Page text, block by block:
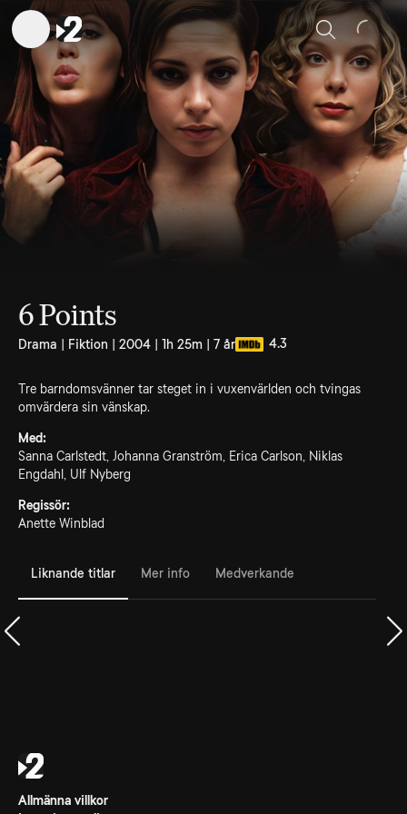
Sök
6 Points
Drama | Fiktion | 2004 | 1h 25m | 7 år 4.3
Tre barndomsvänner tar steget in i vuxenvärlden och tvingas
omvärdera sin vänskap.
Med:
Sanna Carlstedt, Johanna Granström, Erica Carlson, Niklas
Engdahl, Ulf Nyberg
Regissör:
Anette Winblad
Liknande titlar Mer info Medverkande
Allmänna villkor